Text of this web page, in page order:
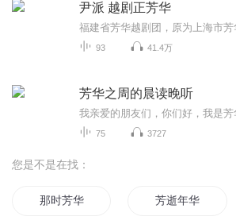
尹派 越剧正芳华
93 41.4万
芳华之周的晨读晚听
75 3727
您是不是在找：
那时芳华 芳逝年华